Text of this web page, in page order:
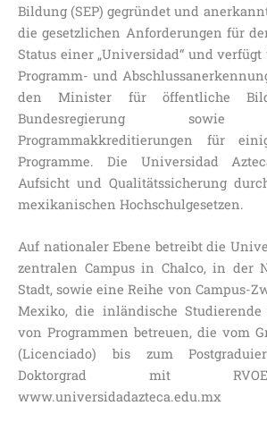
Bildung (SEP) gegründet und
die gesetzlichen Anforderungen für
Status einer „Universidad“ und verfügt
Programm- und
den Minister für öffentliche
Bundesregierung sowie
Programmakkreditierungen für
Programme. Die Universidad
Aufsicht und Qualitätssicherung
mexikanischen Hochschulgesetzen.
Auf nationaler Ebene betreibt die
zentralen Campus in Chalco, in der
Stadt, sowie eine Reihe von Campus-
Mexiko, die inländische
von Programmen betreuen, die vom
(Licenciado) bis zum
Doktorgrad mit
www.universidadazteca.edu.mx